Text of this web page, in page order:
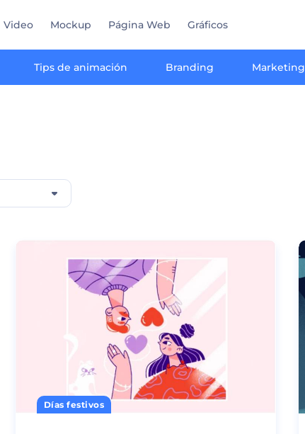
Video Mockup Página Web Gráficos
Tips de animación Branding Marketing
Días festivos